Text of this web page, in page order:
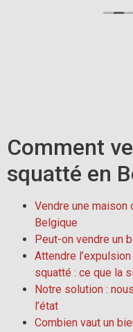
Comment
squatté en
Vendre une maison
Belgique
Peut-on vendre un
Attendre
squatté : ce que la
Notre solution :
l’état
Combien vaut un